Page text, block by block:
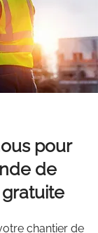
pour
de
chantier de